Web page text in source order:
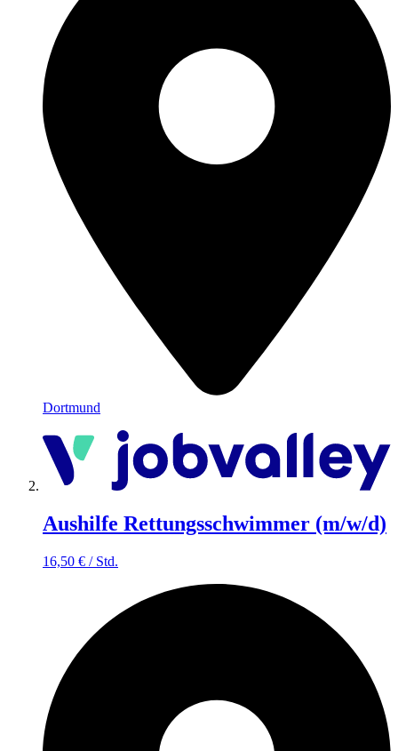
Dortmund
Aushilfe Rettungsschwimmer (m/w/d)
16,50 € / Std.